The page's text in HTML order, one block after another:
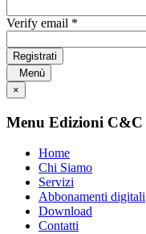
Verify email *
Registrati
Menù
×
Menu Edizioni C&C
Home
Chi Siamo
Servizi
Abbonamenti digitali
Download
Contatti